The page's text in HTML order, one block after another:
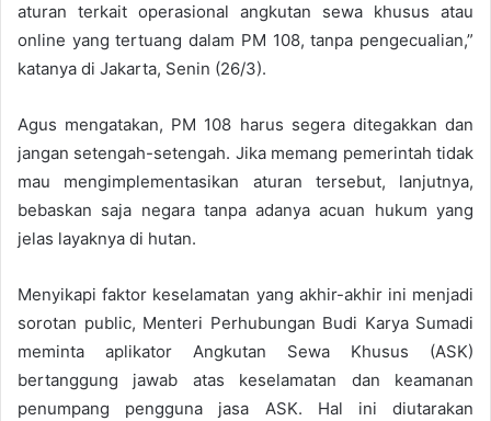
aturan terkait operasional angkutan sewa khusus atau
online yang tertuang dalam PM 108, tanpa pengecualian,”
katanya di Jakarta, Senin (26/3).
Agus mengatakan, PM 108 harus segera ditegakkan dan
jangan setengah-setengah. Jika memang pemerintah tidak
mau mengimplementasikan aturan tersebut, lanjutnya,
bebaskan saja negara tanpa adanya acuan hukum yang
jelas layaknya di hutan.
Menyikapi faktor keselamatan yang akhir-akhir ini menjadi
sorotan public, Menteri Perhubungan Budi Karya Sumadi
meminta aplikator Angkutan Sewa Khusus (ASK)
bertanggung jawab atas keselamatan dan keamanan
penumpang pengguna jasa ASK. Hal ini diutarakan